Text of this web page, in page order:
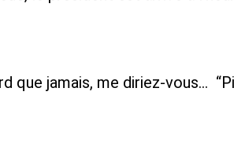
que jamais, me diriez-vous…